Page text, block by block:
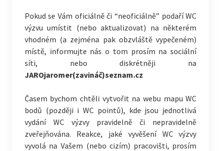
Pokud se Vám oficiálně či “neoficiálně” podaří WC
výzvu umístit (nebo aktualizovat) na některém
vhodném (a zejména pak obzvláště vypečeném)
místě, informujte nás o tom prosím na sociální
síti, nebo diskrétněji na
JAROjaromer(zavináč)seznam.cz
Časem bychom chtěli vytvořit na webu mapu WC
bodů (později i WC pointů), kde jsou jednotlivá
vydání WC výzvy pravidelně či nepravidelně
zveřejňována. Reakce, jaké vyvěšení WC výzvy
vyvolá na Vašem (nebo cizím) pracovišti, prosím